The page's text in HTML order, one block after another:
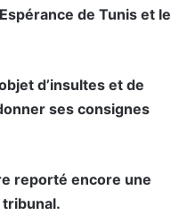
de Tunis et le
d’insultes et de
ses consignes
reporté encore une